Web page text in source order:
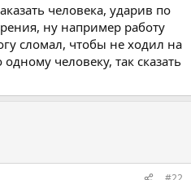
человека, ударив по
ну например работу
сломал, чтобы не ходил на
человеку, так сказать